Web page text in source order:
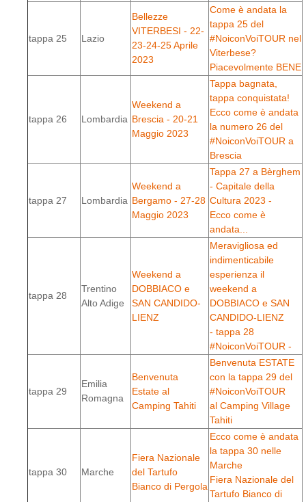
tappa 25 Lazio
Bellezze
VITERBESI - 22-
23-24-25 Aprile
2023
Come è andata la
tappa 25 del
#NoiconVoiTOUR nel
Viterbese?
Piacevolmente BENE
tappa 26 Lombardia
Weekend a
Brescia - 20-21
Maggio 2023
Tappa bagnata,
tappa conquistata!
Ecco come è andata
la numero 26 del
#NoiconVoiTOUR a
Brescia
tappa 27 Lombardia
Weekend a
Bergamo - 27-28
Maggio 2023
Tappa 27 a Bèrghem
- Capitale della
Cultura 2023 -
Ecco come è
andata...
tappa 28
Trentino
Alto Adige
Weekend a
DOBBIACO e
SAN CANDIDO-
LIENZ
Meravigliosa ed
indimenticabile
esperienza il
weekend a
DOBBIACO e SAN
CANDIDO-LIENZ
- tappa 28
#NoiconVoiTOUR -
tappa 29
Emilia
Romagna
Benvenuta
Estate al
Camping Tahiti
Benvenuta ESTATE
con la tappa 29 del
#NoiconVoiTOUR
al Camping Village
Tahiti
tappa 30 Marche
Fiera Nazionale
del Tartufo
Bianco di Pergola
Ecco come è andata
la tappa 30 nelle
Marche
Fiera Nazionale del
Tartufo Bianco di